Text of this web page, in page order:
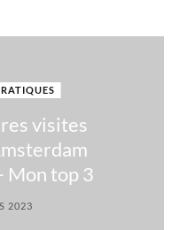
visites
Mon top 3
2023